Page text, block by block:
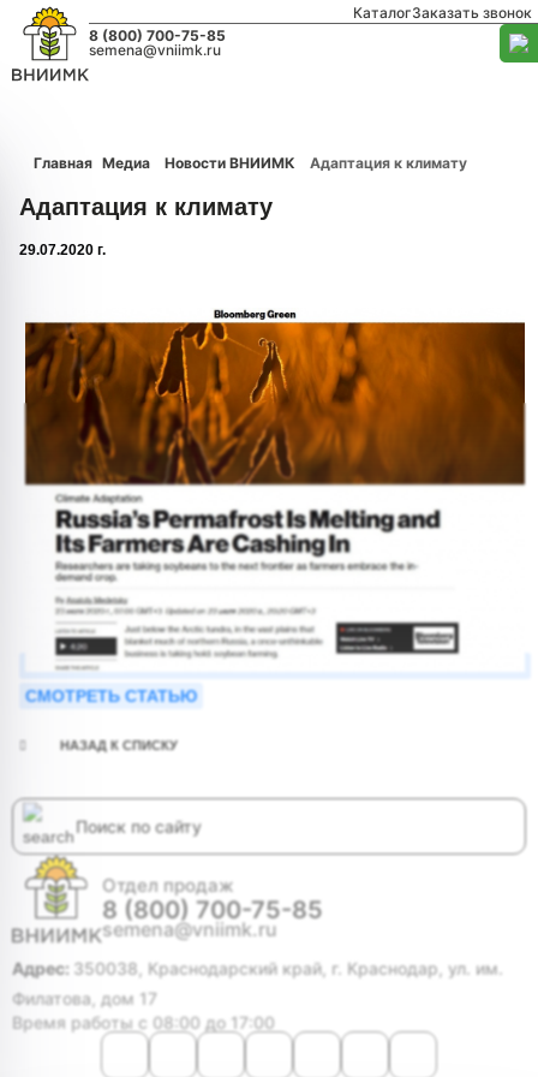
КаталогЗаказать звонок
8 (800) 700-75-85
semena@vniimk.ru
Главная Медиа Новости ВНИИМК Адаптация к климату
Адаптация к климату
29.07.2020 г.
СМОТРЕТЬ СТАТЬЮ
НАЗАД К СПИСКУ
Отдел продаж
8 (800) 700-75-85
semena@vniimk.ru
Адрес: 350038, Краснодарский край, г. Краснодар, ул. им.
Филатова, дом 17
Время работы с 08:00 до 17:00